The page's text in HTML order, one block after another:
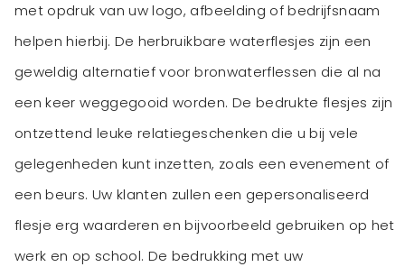
met opdruk van uw logo, afbeelding of bedrijfsnaam
helpen hierbij. De herbruikbare waterflesjes zijn een
geweldig alternatief voor bronwaterflessen die al na
een keer weggegooid worden. De bedrukte flesjes zijn
ontzettend leuke relatiegeschenken die u bij vele
gelegenheden kunt inzetten, zoals een evenement of
een beurs. Uw klanten zullen een gepersonaliseerd
flesje erg waarderen en bijvoorbeeld gebruiken op het
werk en op school. De bedrukking met uw